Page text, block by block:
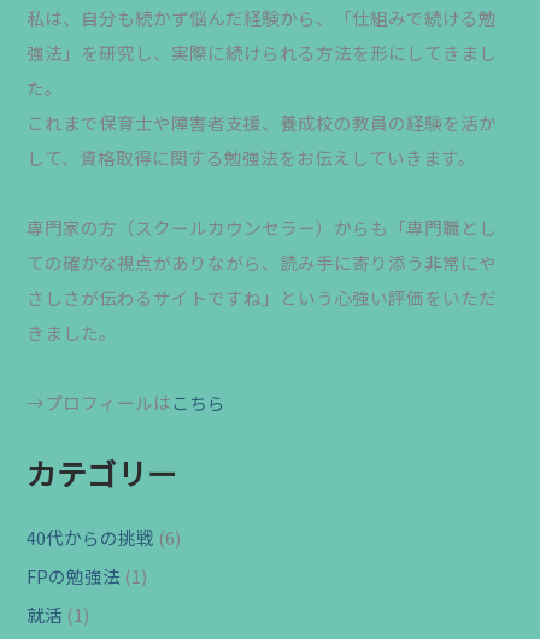
私は、自分も続かず悩んだ経験から、「仕組みで続ける勉
強法」を研究し、実際に続けられる方法を形にしてきまし
た。
これまで保育士や障害者支援、養成校の教員の経験を活か
して、資格取得に関する勉強法をお伝えしていきます。
専門家の方（スクールカウンセラー）からも「専門職とし
ての確かな視点がありながら、読み手に寄り添う非常にや
さしさが伝わるサイトですね」という心強い評価をいただ
きました。
→プロフィールはこちら
カテゴリー
40代からの挑戦 (6)
FPの勉強法 (1)
就活 (1)